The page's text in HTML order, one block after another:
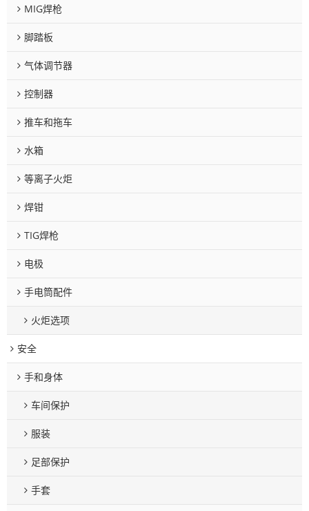
MIG焊枪
脚踏板
气体调节器
控制器
推车和拖车
水箱
等离子火炬
焊钳
TIG焊枪
电极
手电筒配件
火炬选项
安全
手和身体
车间保护
服装
足部保护
手套